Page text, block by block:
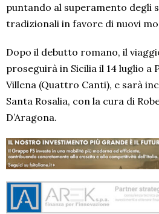
puntando al superamento degli
tradizionali in favore di nuovi
Dopo il debutto romano, il
proseguirà in Sicilia il 14 luglio a
Villena (Quattro Canti), e sarà
Santa Rosalia, con la cura di
D’Aragona.